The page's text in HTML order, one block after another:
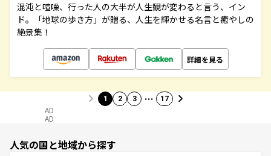
混沌と喧噪、行った人の大半が人生観が変わると言う、イン
ド。「地球の歩き方」が贈る、人生を輝かせる名言と癒やしの
絶景集！
詳細を見る
1 2 3 … 17
AD
AD
人気の国と地域から探す